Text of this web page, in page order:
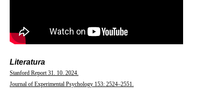
Literatura
Stanford Report 31. 10. 2024.
Journal of Experimental Psychology 153: 2524–2551.